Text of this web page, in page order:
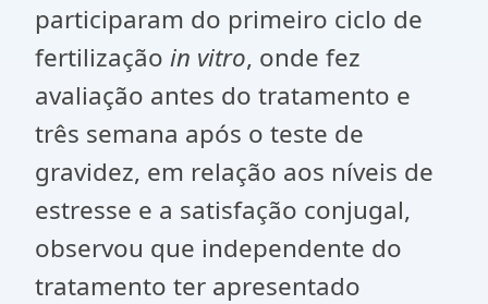
participaram do primeiro ciclo de
fertilização in vitro, onde fez
avaliação antes do tratamento e
três semana após o teste de
gravidez, em relação aos níveis de
estresse e a satisfação conjugal,
observou que independente do
tratamento ter apresentado